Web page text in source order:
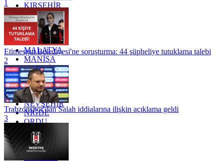
KIRŞEHİR
KOCAELİ
KONYA
KÜTAHYA
KİLİS
MALATYA
MANİSA
MARDİN
MERSİN
MUĞLA
MUŞ
NEVŞEHİR
NİĞDE
ORDU
OSMANİYE
RİZE
SAKARYA
1
Etimesgut Belediyesi'ne soruşturma: 44 şüpheliye tutuklama talebi
2
Trabzonspor'dan Salah iddialarına ilişkin açıklama geldi
3